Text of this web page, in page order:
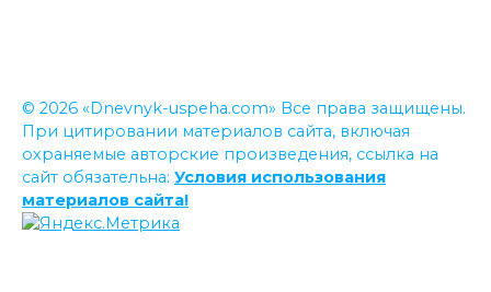
© 2026 «Dnevnyk-uspeha.com» Все права защищены.
При цитировании материалов сайта, включая
охраняемые авторские произведения, ссылка на
сайт обязательна: Условия использования
материалов сайта!